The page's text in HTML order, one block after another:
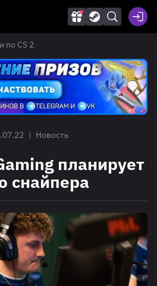
по CS 2
| Новость
планирует
снайпера